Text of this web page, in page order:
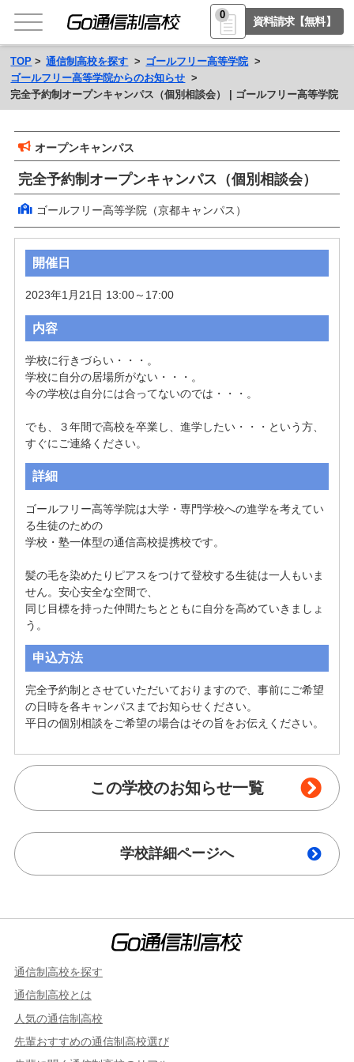
0
資料請求【無料】
TOP 通信制高校を探す
ゴールフリー高等学院
ゴールフリー高等学院からのお知らせ
完全予約制オープンキャンパス（個別相談会） | ゴールフリー高等学院
オープンキャンパス
完全予約制オープンキャンパス（個別相談会）
ゴールフリー高等学院（京都キャンパス）
開催日
2023年1月21日 13:00～17:00
内容
学校に行きづらい・・・。
学校に自分の居場所がない・・・。
今の学校は自分には合ってないのでは・・・。
でも、３年間で高校を卒業し、進学したい・・・という方、
すぐにご連絡ください。
詳細
ゴールフリー高等学院は大学・専門学校への進学を考えてい
る生徒のための
学校・塾一体型の通信高校提携校です。
髪の毛を染めたりピアスをつけて登校する生徒は一人もいま
せん。安心安全な空間で、
同じ目標を持った仲間たちとともに自分を高めていきましょ
う。
申込方法
完全予約制とさせていただいておりますので、事前にご希望
の日時を各キャンパスまでお知らせください。
平日の個別相談をご希望の場合はその旨をお伝えください。
この学校のお知らせ一覧
学校詳細ページへ
通信制高校を探す
通信制高校とは
人気の通信制高校
先輩おすすめの通信制高校選び